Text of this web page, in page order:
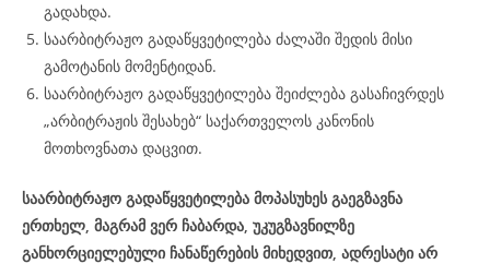
გადახდა.
საარბიტრაჟო გადაწყვეტილება ძალაში შედის მისი
გამოტანის მომენტიდან.
საარბიტრაჟო გადაწყვეტილება შეიძლება გასაჩივრდეს
„არბიტრაჟის შესახებ“ საქართველოს კანონის
მოთხოვნათა დაცვით.
საარბიტრაჟო გადაწყვეტილება მოპასუხეს გაეგზავნა
ერთხელ, მაგრამ ვერ ჩაბარდა, უკუგზავნილზე
განხორციელებული ჩანაწერების მიხედვით, ადრესატი არ